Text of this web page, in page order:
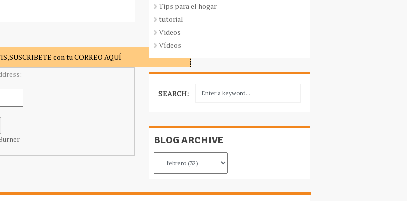
con tu CORREO AQUÍ
Tips para el hogar
tutorial
Videos
Vídeos
SEARCH:
BLOG ARCHIVE